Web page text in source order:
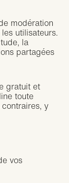
modération
utilisateurs.
la
partagées
gratuit et
toute
y
vos